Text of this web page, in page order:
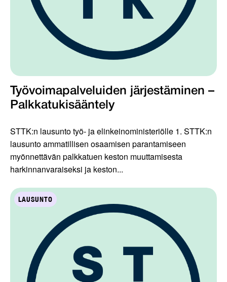
Työvoimapalveluiden järjestäminen –
Palkkatukisääntely
STTK:n lausunto työ- ja elinkeinoministeriölle 1. STTK:n
lausunto ammatillisen osaamisen parantamiseen
myönnettävän palkkatuen keston muuttamisesta
harkinnanvaraiseksi ja keston...
LAUSUNTO